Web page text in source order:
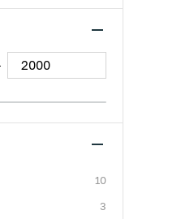
10
3